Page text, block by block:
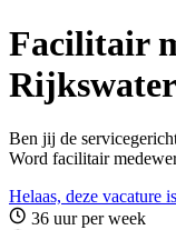
Facilitair
Ben jij de
Word facilitair
Helaas, deze vacature
36 uur per week